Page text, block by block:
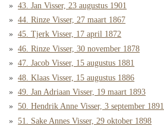
43. Jan Visser, 23 augustus 1901
44. Rinze Visser, 27 maart 1867
45. Tjerk Visser, 17 april 1872
46. Rinze Visser, 30 november 1878
47. Jacob Visser, 15 augustus 1881
48. Klaas Visser, 15 augustus 1886
49. Jan Adriaan Visser, 19 maart 1893
50. Hendrik Anne Visser, 3 september 1891
51. Sake Annes Visser, 29 oktober 1898